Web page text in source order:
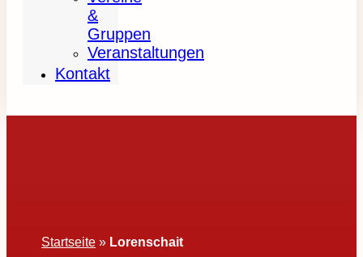
&
Gruppen
Veranstaltungen
Kontakt
Startseite » Lorenschait